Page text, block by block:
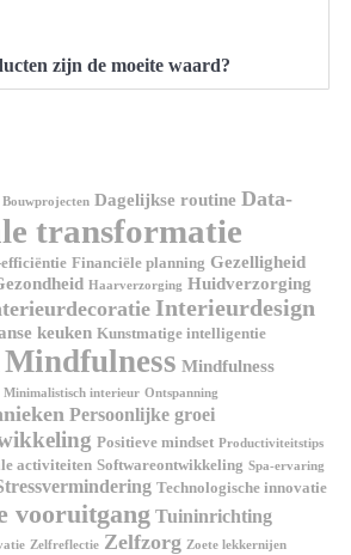
zijn de moeite waard?
Bouwprojecten Dagelijkse routine Data-
transformatie
Financiële planning Gezelligheid
Haarverzorging Huidverzorging
Interieurdesign
keuken Kunstmatige intelligentie
Mindfulness Mindfulness
Minimalistisch interieur Ontspanning
Persoonlijke groei
Positieve mindset Productiviteitstips
activiteiten Softwareontwikkeling Spa-ervaring
Technologische innovatie
vooruitgang Tuininrichting
Zelfreflectie Zelfzorg Zoete lekkernijen